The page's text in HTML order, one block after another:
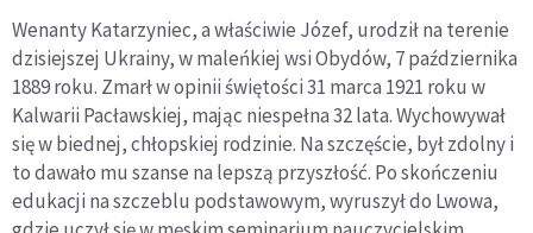
Wenanty Katarzyniec, a właściwie Józef, urodził na terenie
dzisiejszej Ukrainy, w maleńkiej wsi Obydów, 7 października
1889 roku. Zmarł w opinii świętości 31 marca 1921 roku w
Kalwarii Pacławskiej, mając niespełna 32 lata. Wychowywał
się w biednej, chłopskiej rodzinie. Na szczęście, był zdolny i
to dawało mu szanse na lepszą przyszłość. Po skończeniu
edukacji na szczeblu podstawowym, wyruszył do Lwowa,